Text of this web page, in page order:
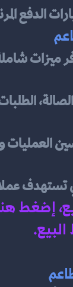
ميزات
العمليات
تستهدف
إضغط
.